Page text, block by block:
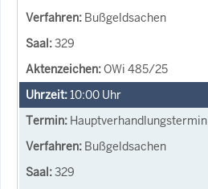
Bußgeldsachen
329
OWi 485/25
10:00 Uhr
Hauptverhandlungstermin
Bußgeldsachen
329